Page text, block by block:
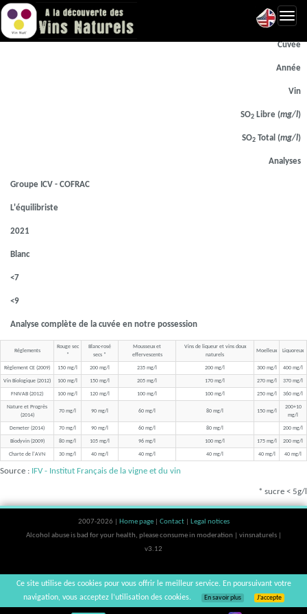
Laboratoire d'analyse
Cuvée
Année
Vin
SO2 Libre (mg/l)
SO2 Total (mg/l)
Analyses
Groupe ICV - COFRAC
L'équilibriste
2021
Blanc
<7
<9
Analyse complète de la cuvée en notre possession
Réglements
Rouge sec
*
Blanc-rosé
secs *
Mousseux et
effervescents
Vins de liqueur et vins doux
naturels
Moelleux Liquoreux
Règlement CE (2009) 150 mg/l 200 mg/l 235 mg/l 200 mg/l 300 mg/l 400 mg/l
Vin Biologique (2012) 100 mg/l 150 mg/l 205 mg/l 170 mg/l 270 mg/l 370 mg/l
FNIVAB (2012) 100 mg/l 120 mg/l 100 mg/l 100 mg/l 250 mg/l 360 mg/l
Nature et Progrès
(2014)
70 mg/l 90 mg/l 60 mg/l 80 mg/l 150 mg/l
200+10
mg/l
Demeter (2014) 70 mg/l 90 mg/l 60 mg/l 80 mg/l 200 mg/l
Biodyvin (2009) 80 mg/l 105 mg/l 96 mg/l 100 mg/l 175 mg/l 200 mg/l
Charte de l'AVN 30 mg/l 40 mg/l 40 mg/l 40 mg/l 40 mg/l 40 mg/l
Source : IFV - Institut Français de la vigne et du vin
* sucre < 5g/l
2007-2026 | Home page Contact
Legal notices
Alcohol abuse is bad for your health, please consume in moderation | vinsnaturels |
v3.12
Ce site utilise des cookies pour vous offrir le meilleur service. En poursuivant votre
navigation, vous acceptez l’utilisation des cookies.
En savoir plus J’accepte